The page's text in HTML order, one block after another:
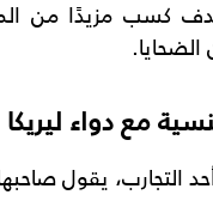
كسب مزيدًا من
الضحايا.
مع دواء ليريكا
التجارب، يقول